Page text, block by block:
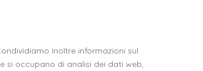
inoltre informazioni sul
si occupano di analisi dei dati web,